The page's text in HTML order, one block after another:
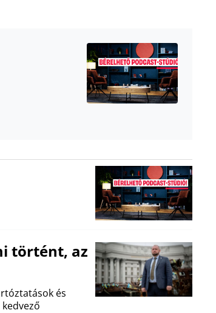
történt, az
és